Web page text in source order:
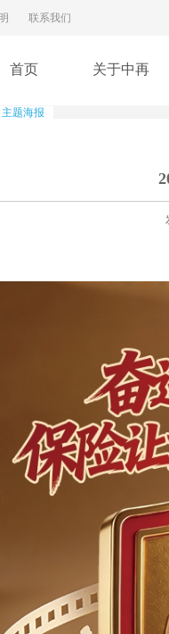
联系我们
首页 关于中再
主题海报